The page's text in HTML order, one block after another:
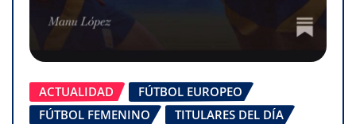
ACTUALIDAD
FÚTBOL EUROPEO
FÚTBOL FEMENINO
TITULARES DEL DÍA